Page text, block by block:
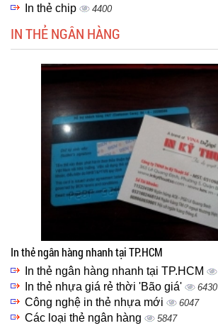
In thẻ chip 4400
IN THẺ NGÂN HÀNG
In thẻ ngân hàng nhanh tại TP.HCM
In thẻ ngân hàng nhanh tại TP.HCM
In thẻ nhựa giá rẻ thời 'Bão giá' 6430
Công nghệ in thẻ nhựa mới 6047
Các loại thẻ ngân hàng 5847